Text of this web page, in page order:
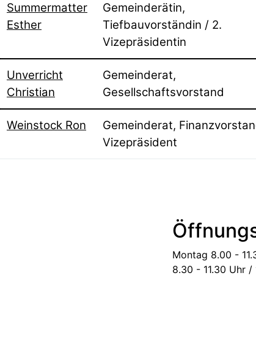
Summermatter
Esther
Gemeinderätin,
Tiefbauvorständin / 2.
Vizepräsidentin
Unverricht
Christian
Gemeinderat,
Gesellschaftsvorstand
Weinstock Ron
Gemeinderat,
Vizepräsident
Montag 8.00 -
8.30 - 11.30 Uhr /